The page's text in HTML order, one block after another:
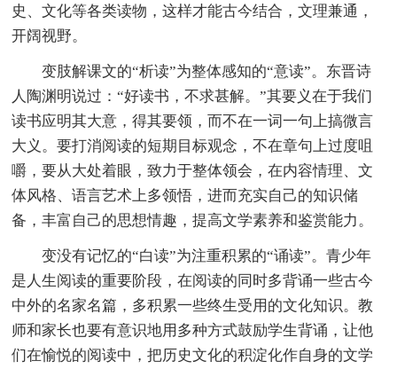
史、文化等各类读物，这样才能古今结合，文理兼通，
开阔视野。
变肢解课文的“析读”为整体感知的“意读”。东晋诗
人陶渊明说过：“好读书，不求甚解。”其要义在于我们
读书应明其大意，得其要领，而不在一词一句上搞微言
大义。要打消阅读的短期目标观念，不在章句上过度咀
嚼，要从大处着眼，致力于整体领会，在内容情理、文
体风格、语言艺术上多领悟，进而充实自己的知识储
备，丰富自己的思想情趣，提高文学素养和鉴赏能力。
变没有记忆的“白读”为注重积累的“诵读”。青少年
是人生阅读的重要阶段，在阅读的同时多背诵一些古今
中外的名家名篇，多积累一些终生受用的文化知识。教
师和家长也要有意识地用多种方式鼓励学生背诵，让他
们在愉悦的阅读中，把历史文化的积淀化作自身的文学